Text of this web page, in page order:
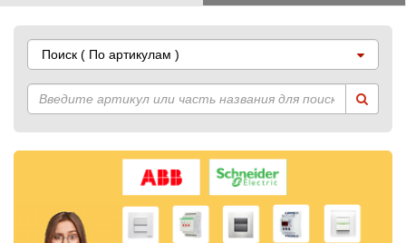
Поиск ( По артикулам )